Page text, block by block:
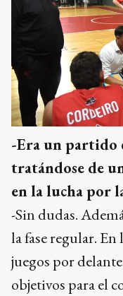
-Era un partido
tratándose de
en la lucha por
-Sin dudas.
la fase regular.
juegos por
objetivos para el